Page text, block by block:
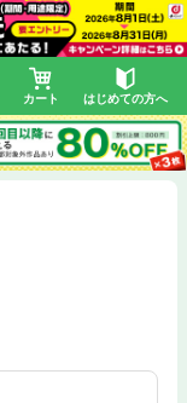
カート はじめての方へ